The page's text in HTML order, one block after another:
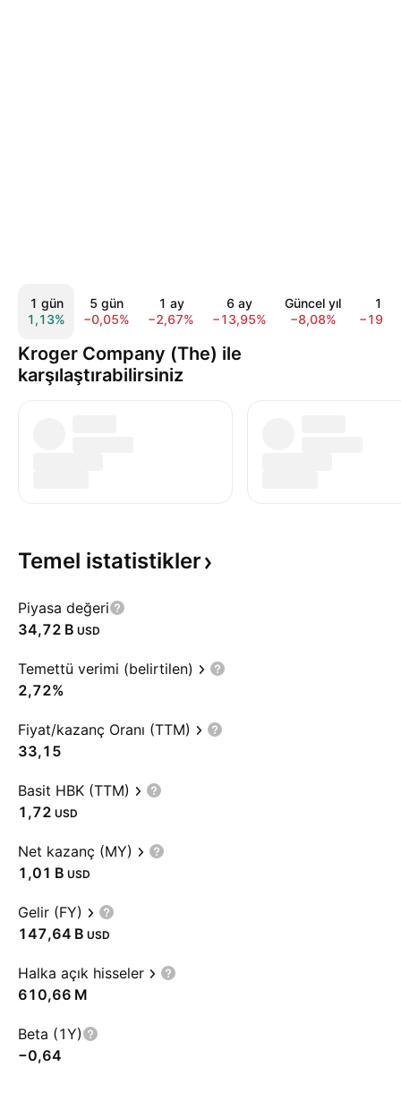
1 gün
1,13%
5 gün
−0,05%
1 ay
−2,67%
6 ay
−13,95%
Güncel yıl
−8,08%
1 yıl
Kroger Company (The) ile
karşılaştırabilirsiniz
Temel istatistikler
Piyasa değeri
‪34,72 B‬ USD
Temettü verimi (belirtilen)
2,72%
Fiyat/kazanç Oranı (TTM)
33,15
Basit HBK (TTM)
1,72 USD
Net kazanç (MY)
‪1,01 B‬ USD
Gelir (FY)
‪147,64 B‬ USD
Halka açık hisseler
‪610,66 M‬
Beta (1Y)
−0,64